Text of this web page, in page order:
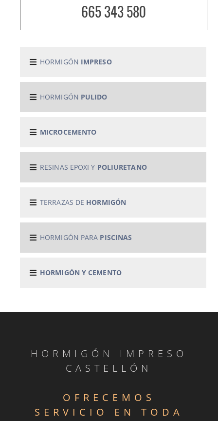
665 343 580
HORMIGÓN IMPRESO
HORMIGÓN PULIDO
MICROCEMENTO
RESINAS EPOXI Y POLIURETANO
TERRAZAS DE HORMIGÓN
HORMIGÓN PARA PISCINAS
HORMIGÓN Y CEMENTO
HORMIGÓN IMPRESO
CASTELLÓN
OFRECEMOS
SERVICIO EN TODA